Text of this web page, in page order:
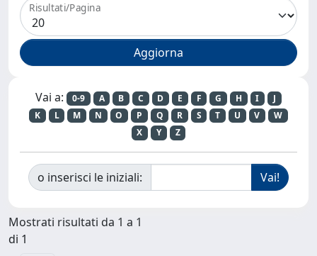
Risultati/Pagina
Vai a: 0-9 A B C D E F G H I
J
K
L M N O P Q R S T U V
W
X
Y Z
o inserisci le iniziali:
Mostrati risultati da 1 a 1
di 1